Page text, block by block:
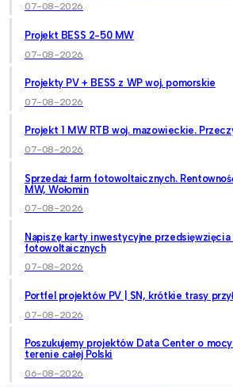
07-08-2026
Projekt BESS 2-50 MW
07-08-2026
Projekty PV + BESS z WP woj. pomorskie
07-08-2026
Projekt 1 MW RTB woj. mazowieckie.
07-08-2026
Sprzedaż farm fotowoltaicznych.
MW, Wołomin
07-08-2026
Napiszę karty inwestycyjne przedsięwzięcia
fotowoltaicznych
07-08-2026
Portfel projektów PV | SN, krótkie trasy
07-08-2026
Poszukujemy projektów Data Center o
terenie całej Polski
06-08-2026